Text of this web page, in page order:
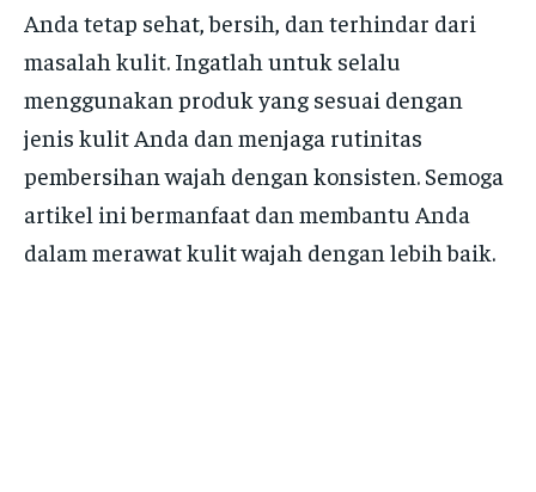
Anda tetap sehat, bersih, dan terhindar dari
masalah kulit. Ingatlah untuk selalu
menggunakan produk yang sesuai dengan
jenis kulit Anda dan menjaga rutinitas
pembersihan wajah dengan konsisten. Semoga
artikel ini bermanfaat dan membantu Anda
dalam merawat kulit wajah dengan lebih baik.